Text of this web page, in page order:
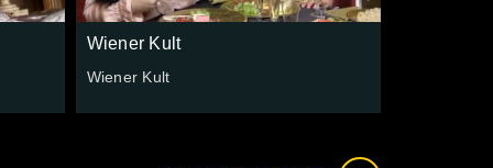
Wiener Kult
Wiener Kult